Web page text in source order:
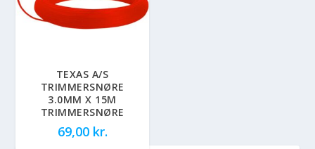
TEXAS A/S
TRIMMERSNØRE
3.0MM X 15M
TRIMMERSNØRE
69,00 kr.